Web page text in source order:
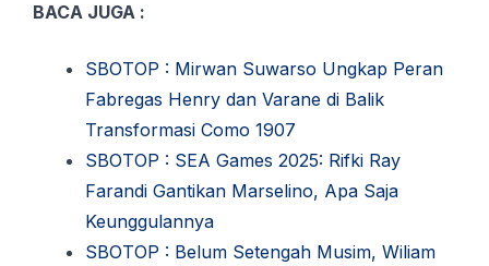
BACA JUGA :
SBOTOP : Mirwan Suwarso Ungkap Peran
Fabregas Henry dan Varane di Balik
Transformasi Como 1907
SBOTOP : SEA Games 2025: Rifki Ray
Farandi Gantikan Marselino, Apa Saja
Keunggulannya
SBOTOP : Belum Setengah Musim, Wiliam